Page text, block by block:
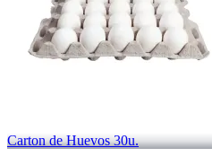
Carton de Huevos 30u.